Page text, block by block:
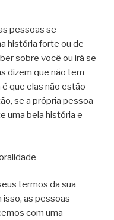
pessoas se
história forte ou de
sobre você ou irá se
dizem que não tem
que elas não estão
se a própria pessoa
uma bela história e
termos da sua
isso, as pessoas
com uma